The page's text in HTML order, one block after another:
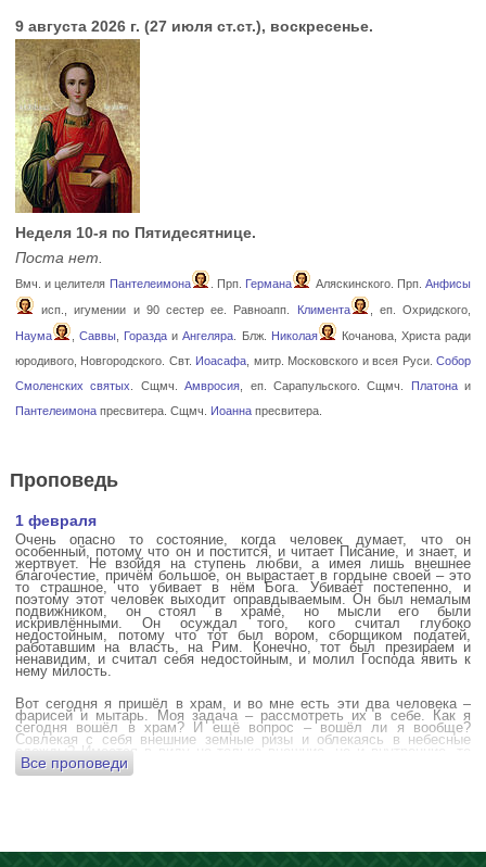
9 августа 2026 г. (27 июля ст.ст.), воскресенье.
Неделя 10-я по Пятидесятнице.
Поста нет.
Вмч. и целителя Пантелеимона . Прп. Германа Аляскинского. Прп.Анфисы
исп., игумении и 90 сестер ее. Равноапп.
Климента
, еп. Охридского,
Наума
,Саввы Горазда иАнгеляра . Блж. Николая
Кочанова, Христа ради
юродивого, Новгородского. Свт. Иоасафа , митр. Московского и всея Руси.Собор
Смоленских святых
. Сщмч.Амвросия , еп. Сарапульского. Сщмч. Платонаи
Пантелеимонапресвитера. Сщмч. Иоаннапресвитера.
Проповедь
1 февраля
Очень опасно то состояние, когда человек думает, что он
особенный, потому что он и постится, и читает Писание, и знает, и
жертвует. Не взойдя на ступень любви, а имея лишь внешнее
благочестие, причём большое, он вырастает в гордыне своей – это
то страшное, что убивает в нём Бога. Убивает постепенно, и
поэтому этот человек выходит оправдываемым. Он был немалым
подвижником, он стоял в храме, но мысли его были
искривлёнными. Он осуждал того, кого считал глубоко
недостойным, потому что тот был вором, сборщиком податей,
работавшим на власть, на Рим. Конечно, тот был презираем и
ненавидим, и считал себя недостойным, и молил Господа явить к
нему милость.
Вот сегодня я пришёл в храм, и во мне есть эти два человека –
фарисей и мытарь. Моя задача – рассмотреть их в себе. Как я
сегодня вошёл в храм? И ещё вопрос – вошёл ли я вообще?
Совлекая с себя внешние земные ризы и облекаясь в небесные
одежды? Имеется в виду не только внешние, но и внутренние, то
есть помыслы.
сердца?
Все проповеди